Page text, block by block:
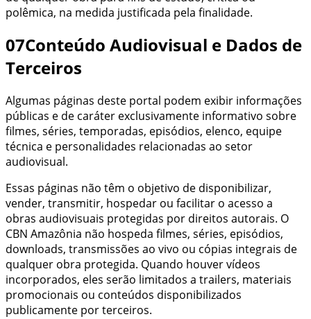
polêmica, na medida justificada pela finalidade.
07Conteúdo Audiovisual e Dados de
Terceiros
Algumas páginas deste portal podem exibir informações
públicas e de caráter exclusivamente informativo sobre
filmes, séries, temporadas, episódios, elenco, equipe
técnica e personalidades relacionadas ao setor
audiovisual.
Essas páginas não têm o objetivo de disponibilizar,
vender, transmitir, hospedar ou facilitar o acesso a
obras audiovisuais protegidas por direitos autorais. O
CBN Amazônia não hospeda filmes, séries, episódios,
downloads, transmissões ao vivo ou cópias integrais de
qualquer obra protegida. Quando houver vídeos
incorporados, eles serão limitados a trailers, materiais
promocionais ou conteúdos disponibilizados
publicamente por terceiros.